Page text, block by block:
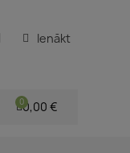
Ienākt
0,00 €